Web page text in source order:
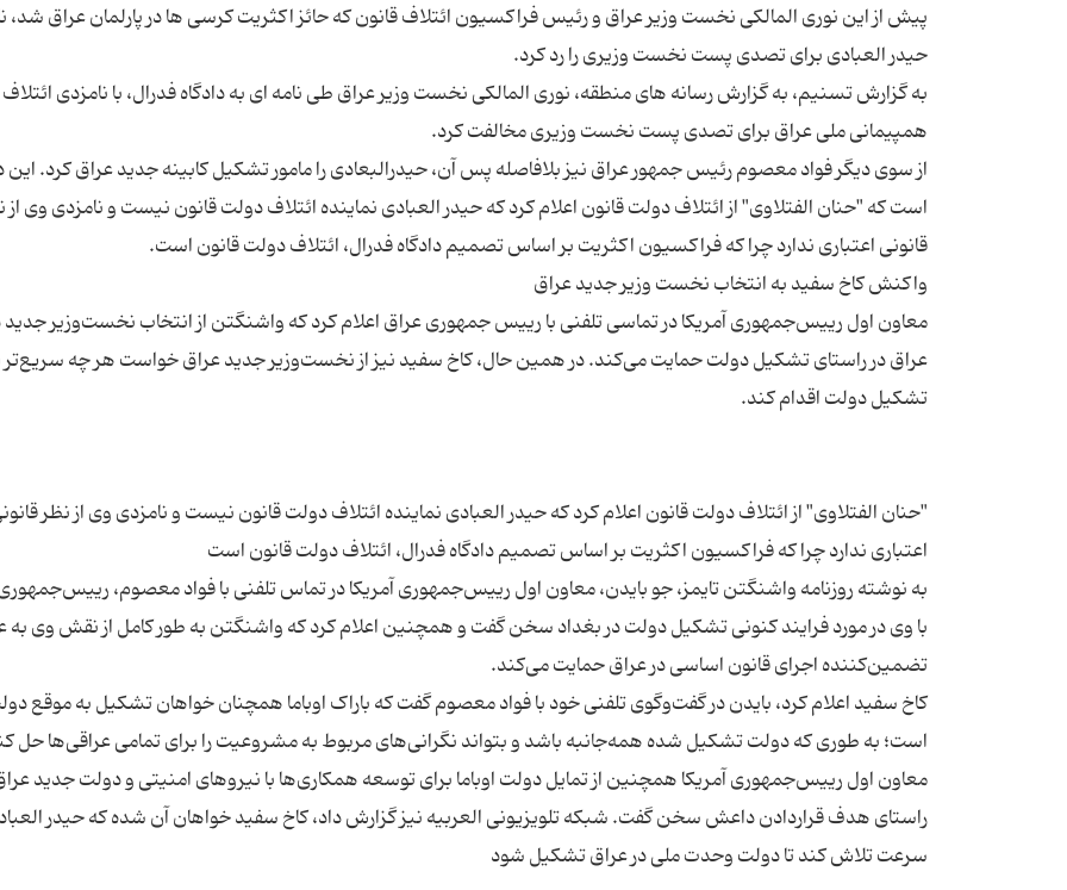
پیش از این نوری المالکی نخست وزیر عراق و رئیس فراکسیون ائتلاف قانون که حائز اکثریت کرسی ها در پارلمان عراق شد،
به گزارش تسنیم، به گزارش رسانه های منطقه، نوری المالکی نخست وزیر عراق طی نامه ای به دادگاه فدرال، با نامزدی ائتلاف
از سوی دیگر فواد معصوم رئیس جمهور عراق نیز بلافاصله پس آن، حیدرالبعادی را مامور تشکیل کابینه جدید عراق کرد. این
است که "حنان الفتلاوی" از ائتلاف دولت قانون اعلام کرد که حیدر العبادی نماینده ائتلاف دولت قانون نیست و نامزدی وی از
معاون اول رییس‌جمهوری آمریکا در تماسی تلفنی با رییس جمهوری عراق اعلام کرد که واشنگتن از انتخاب نخست‌وزیر جدید
عراق در راستای تشکیل دولت حمایت می‌کند. در همین حال، کاخ سفید نیز از نخست‌وزیر جدید عراق خواست هر چه سریع‌تر
"حنان الفتلاوی" از ائتلاف دولت قانون اعلام کرد که حیدر العبادی نماینده ائتلاف دولت قانون نیست و نامزدی وی از نظر
به نوشته روزنامه واشنگتن تایمز، جو بایدن، معاون اول رییس‌جمهوری آمریکا در تماس تلفنی با فواد معصوم،
با وی در مورد فرایند کنونی تشکیل دولت در بغداد سخن گفت و همچنین اعلام کرد که واشنگتن به طور کامل از نقش وی به
کاخ سفید اعلام کرد، بایدن در گفت‌وگوی تلفنی خود با فواد معصوم گفت که باراک اوباما همچنان خواهان تشکیل به موقع
معاون اول رییس‌جمهوری آمریکا همچنین از تمایل دولت اوباما برای توسعه همکاری‌ها با نیروهای امنیتی و دولت جدید
راستای هدف قراردادن داعش سخن گفت. شبکه تلویزیونی العربیه نیز گزارش داد، کاخ سفید خواهان آن شده که حیدر